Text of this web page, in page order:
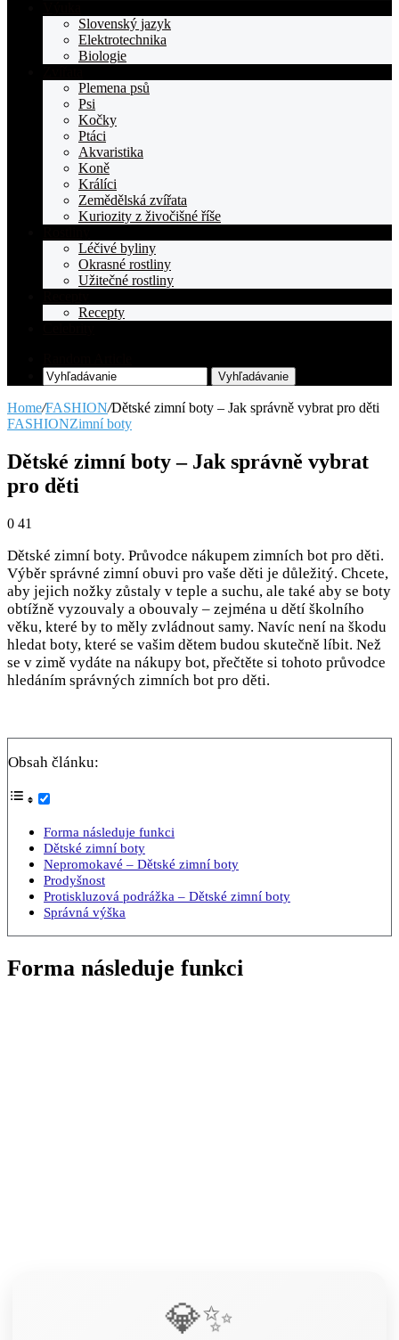
Slovenský jazyk
Elektrotechnika
Biologie
Plemena psů
Psi
Kočky
Ptáci
Akvaristika
Koně
Králíci
Zemědělská zvířata
Kuriozity z živočišné říše
Léčivé byliny
Okrasné rostliny
Užitečné rostliny
Recepty
Vyhľadávanie
Home/FASHION/Dětské zimní boty – Jak správně vybrat pro děti
FASHIONZimní boty
Dětské zimní boty – Jak správně vybrat
pro děti
0 41
Dětské zimní boty. Průvodce nákupem zimních bot pro děti.
Výběr správné zimní obuvi pro vaše děti je důležitý. Chcete,
aby jejich nožky zůstaly v teple a suchu, ale také aby se boty
obtížně vyzouvaly a obouvaly – zejména u dětí školního
věku, které by to měly zvládnout samy. Navíc není na škodu
hledat boty, které se vašim dětem budou skutečně líbit. Než
se v zimě vydáte na nákupy bot, přečtěte si tohoto průvodce
hledáním správných zimních bot pro děti.
Obsah článku:
Forma následuje funkci
Dětské zimní boty
Nepromokavé – Dětské zimní boty
Prodyšnost
Protiskluzová podrážka – Dětské zimní boty
Správná výška
Forma následuje funkci
💎✨